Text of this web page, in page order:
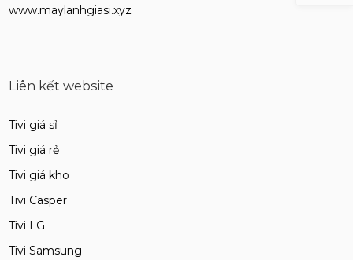
www.maylanhgiasi.xyz
Liên kết website
Tivi giá sỉ
Tivi giá rẻ
Tivi giá kho
Tivi Casper
Tivi LG
Tivi Samsung